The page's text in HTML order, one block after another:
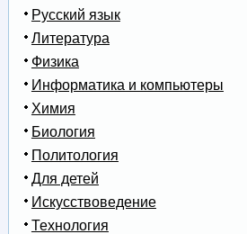
Русский язык
Литература
Физика
Информатика и компьютеры
Химия
Биология
Политология
Для детей
Искусствоведение
Технология